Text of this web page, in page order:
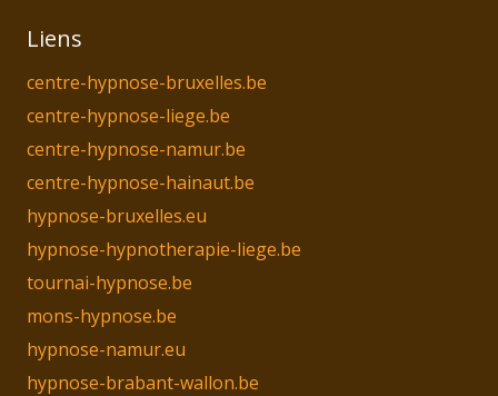
Liens
centre-hypnose-bruxelles.be
centre-hypnose-liege.be
centre-hypnose-namur.be
centre-hypnose-hainaut.be
hypnose-bruxelles.eu
hypnose-hypnotherapie-liege.be
tournai-hypnose.be
mons-hypnose.be
hypnose-namur.eu
hypnose-brabant-wallon.be